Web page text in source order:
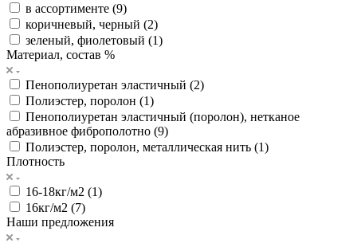
в ассортименте (9)
коричневый, черный (2)
зеленый, фиолетовый (1)
Материал, состав %
Пенополиуретан эластичный (2)
Полиэстер, поролон (1)
Пенополиуретан эластичный (поролон), нетканое
абразивное фиброполотно (9)
Полиэстер, поролон, металлическая нить (1)
Плотность
16-18кг/м2 (1)
16кг/м2 (7)
Наши предложения